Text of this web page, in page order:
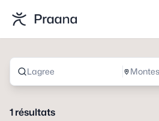
Lagree
1résultats